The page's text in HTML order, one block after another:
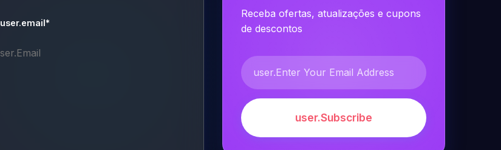
user.email*
Receba ofertas, atualizações e cupons
de descontos
user.Subscribe